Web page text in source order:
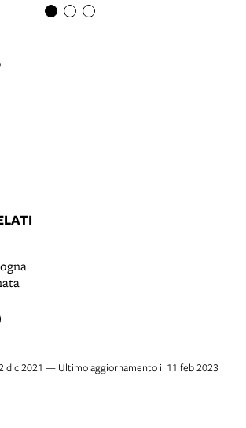
dic 2021 — Ultimo aggiornamento il 11 feb 2023